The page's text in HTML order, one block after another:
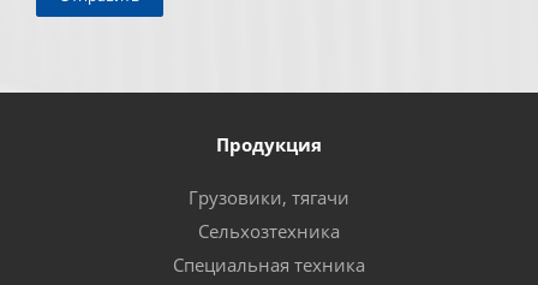
Продукция
Грузовики, тягачи
Сельхозтехника
Специальная техника